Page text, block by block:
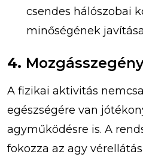
csendes hálószobai
minőségének
4.
A fizikai aktivitás
egészségére van
agyműködésre is. A
fokozza az agy